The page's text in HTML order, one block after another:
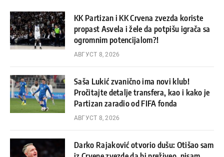
KK Partizan i KK Crvena zvezda koriste
propast Asvela i žele da potpišu igrača sa
ogromnim potencijalom?!
АВГУСТ 8, 2026
Saša Lukić zvanično ima novi klub!
Pročitajte detalje transfera, kao i kako je
Partizan zaradio od FIFA fonda
АВГУСТ 8, 2026
Darko Rajaković otvorio dušu: Otišao sam